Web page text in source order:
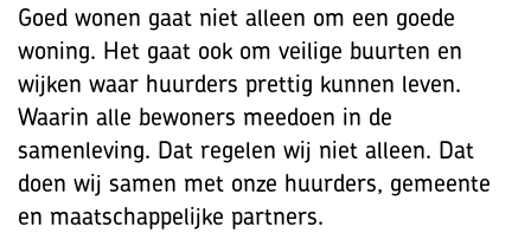
Goed wonen gaat niet alleen om een goede
woning. Het gaat ook om veilige buurten en
wijken waar huurders prettig kunnen leven.
Waarin alle bewoners meedoen in de
samenleving. Dat regelen wij niet alleen. Dat
doen wij samen met onze huurders, gemeente
en maatschappelijke partners.